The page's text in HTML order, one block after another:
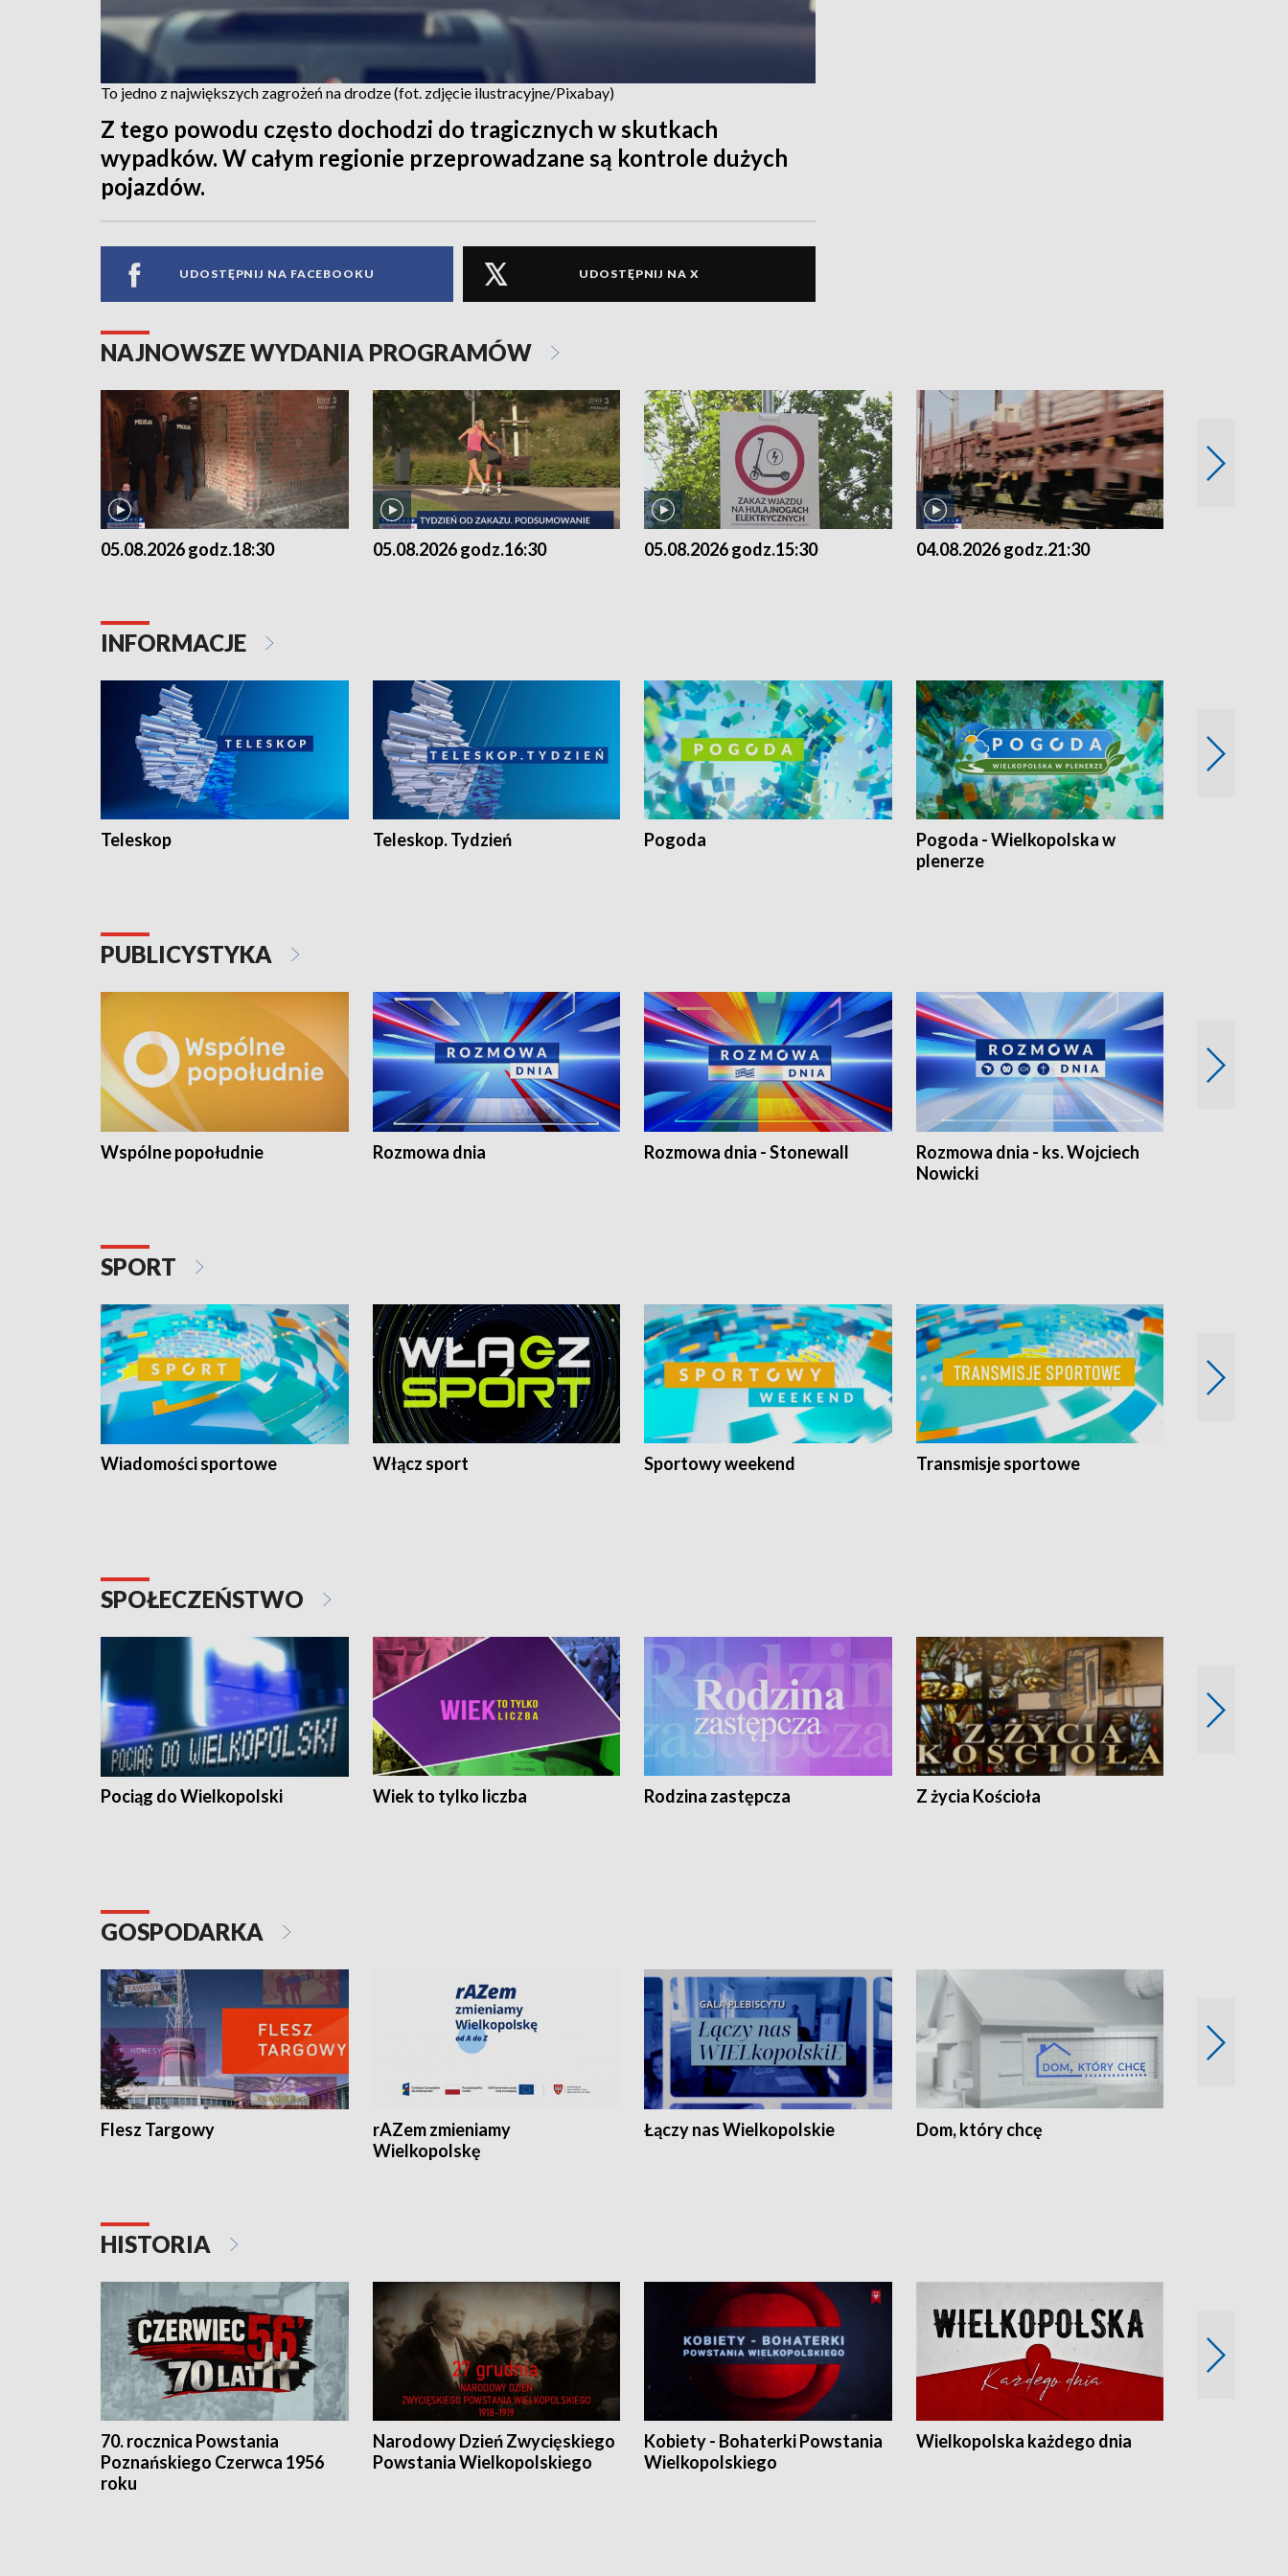
To jedno z największych zagrożeń na drodze (fot. zdjęcie ilustracyjne/Pixabay)
Z tego powodu często dochodzi do tragicznych w skutkach
wypadków. W całym regionie przeprowadzane są kontrole dużych
pojazdów.
UDOSTĘPNIJ NA FACEBOOKU UDOSTĘPNIJ NA X
NAJNOWSZE WYDANIA PROGRAMÓW
05.08.2026 godz.18:30 05.08.2026 godz.16:30 05.08.2026 godz.15:30 04.08.2026 godz.21:30
INFORMACJE
Teleskop Teleskop. Tydzień Pogoda
Pogoda - Wielkopolska w
plenerze
PUBLICYSTYKA
Wspólne popołudnie Rozmowa dnia Rozmowa dnia - Stonewall
Rozmowa dnia - ks. Wojciech
Nowicki
SPORT
Wiadomości sportowe Włącz sport Sportowy weekend Transmisje sportowe
SPOŁECZEŃSTWO
Pociąg do Wielkopolski Wiek to tylko liczba Rodzina zastępcza Z życia Kościoła
GOSPODARKA
Flesz Targowy
rAZem zmieniamy
Wielkopolskę
Łączy nas Wielkopolskie Dom, który chcę
HISTORIA
70. rocznica Powstania
Poznańskiego Czerwca 1956
roku
Narodowy Dzień Zwycięskiego
Powstania Wielkopolskiego
Kobiety - Bohaterki Powstania
Wielkopolskiego
Wielkopolska każdego dnia